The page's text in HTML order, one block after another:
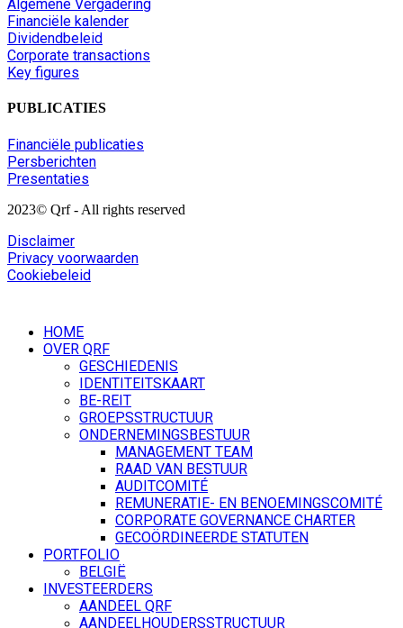
Algemene Vergadering
Financiële kalender
Dividendbeleid
Corporate transactions
Key figures
PUBLICATIES
Financiële publicaties
Persberichten
Presentaties
2023© Qrf - All rights reserved
Disclaimer
Privacy voorwaarden
Cookiebeleid
HOME
OVER QRF
GESCHIEDENIS
IDENTITEITSKAART
BE-REIT
GROEPSSTRUCTUUR
ONDERNEMINGSBESTUUR
MANAGEMENT TEAM
RAAD VAN BESTUUR
AUDITCOMITÉ
REMUNERATIE- EN BENOEMINGSCOMITÉ
CORPORATE GOVERNANCE CHARTER
GECOÖRDINEERDE STATUTEN
PORTFOLIO
BELGIË
INVESTEERDERS
AANDEEL QRF
AANDEELHOUDERSSTRUCTUUR